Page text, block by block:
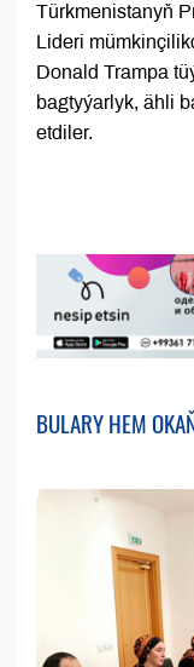
Türkmenistanyň
Lideri
Donald Trampa
bagtyýarlyk, ähli
etdiler.
BULARY HEM